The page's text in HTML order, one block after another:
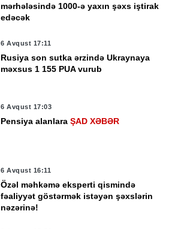
mərhələsində 1000-ə yaxın şəxs iştirak
edəcək
6 Avqust 17:11
Rusiya son sutka ərzində Ukraynaya
məxsus 1 155 PUA vurub
6 Avqust 17:03
Pensiya alanlaraŞAD XƏBƏR
6 Avqust 16:11
Özəl məhkəmə eksperti qismində
fəaliyyət göstərmək istəyən şəxslərin
nəzərinə!